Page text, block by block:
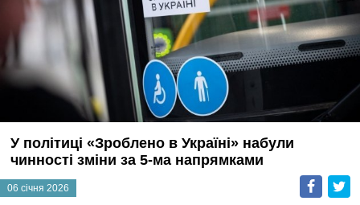
У політиці «Зроблено в Україні» набули
чинності зміни за 5-ма напрямками
06 січня 2026